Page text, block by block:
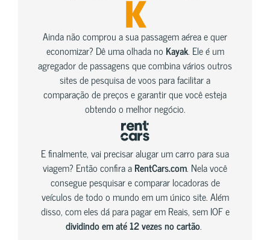
Ainda não comprou a sua passagem aérea e quer
economizar? Dê uma olhada no Kayak. Ele é um
agregador de passagens que combina vários outros
sites de pesquisa de voos para facilitar a
comparação de preços e garantir que você esteja
obtendo o melhor negócio.
E finalmente, vai precisar alugar um carro para sua
viagem? Então confira aRentCars.com. Nela você
consegue pesquisar e comparar locadoras de
veículos de todo o mundo em um único site. Além
disso, com eles dá para pagar em Reais, sem IOF e
dividindo em até 12 vezes no cartão.